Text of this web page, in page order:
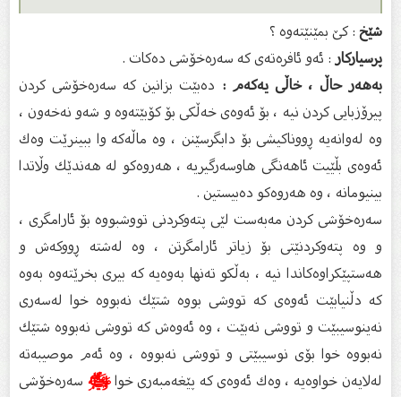
شێخ: كێ‌ بمێنێتەوە ؟
پرسیاركار: ئەو ئافرەتەی كە سەرەخۆشی دەكات .
بەهەر حاڵ ، خاڵی یەكەم :دەبێت بزانین كە سەرەخۆشی كردن
پیرۆزبایی كردن نیە ، بۆ ئەوەی خەڵكی بۆ كۆبێتەوە و شەو نەخەون ،
وە لەوانەیە ڕووناكیشی بۆ دابگرسێنن ، وە ماڵەكە وا ببینرێت وەك
ئەوەی بڵێیت ئاهەنگی هاوسەرگیریە ، هەروەكو لە هەندێك وڵاتدا
بینیومانە ، وە هەروەكو دەبیستین .
سەرەخۆشی كردن مەبەست لێی پتەوكردنی تووشبووە بۆ ئارامگری ،
و وە پتەوكردنێتی بۆ زیاتر ئارامگرتن ، وە لەشتە ڕووكەش و
هەستپێكراوەكاندا نیە ، بەڵكو تەنها بەوەیە كە بیری بخرێتەوە بەوە
كە دڵنیابێت ئەوەی كە تووشی بووە شتێك نەبووە خوا لەسەری
نەینوسیبێت و تووشی نەبێت ، وە ئەوەش كە تووشی نەبووە شتێك
نەبووە خوا بۆی نوسیبێتی و تووشی نەبووە ، وە ئەم موصیبەتە
لەلایەن خواوەیە ، وەك ئەوەی كە پێغەمبەری خواﷺسەرەخۆشی